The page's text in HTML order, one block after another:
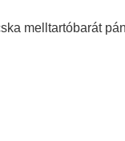
melltartóbarát